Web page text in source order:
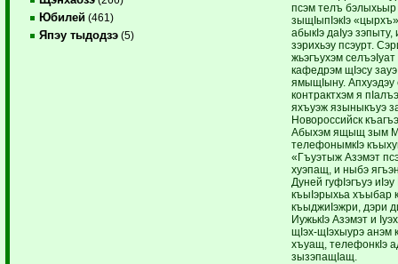
Юбилей (461)
Япэу тыдодзэ (5)
псэм телъ бэлыхьыр
зыщIыпIэкIэ «цырхъ»
абыкIэ даIуэ зэпыту,
зэрихьэу псэурт.
жьэгъухэм
кафедрэм щIэсу
ямыщIыну. Апхуэдэу
контрактхэм я
яхъуэж языныкъуэ
Новороссийск
Абыхэм ящыщ зым
телефонымкIэ
«Гъуэтыж Азэмэт
хуэпащ, и ныбэ
Дуней гуфIэгъуэ
къыIэрыхьа хъыбар
къыджиIэжри, дэри
ИужькIэ Азэмэт и
щIэх-щIэхыурэ анэм
хъуащ, телефонкIэ
зызэпащIащ.